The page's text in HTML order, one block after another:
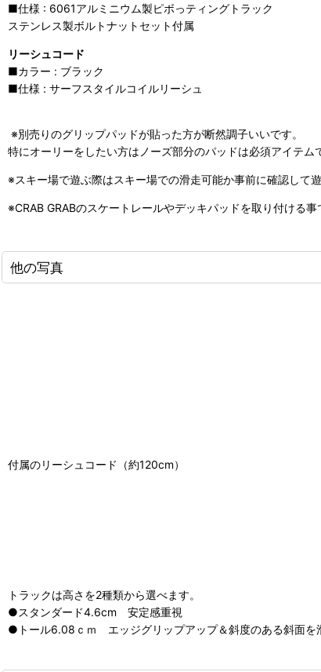
■仕様 : 6061アルミニウム製ピボっティングトラック
ステンレス製ボルトナットセット付属
リーシュコード
■カラー : ブラック
■仕様 : サーフスタイルコイルリーシュ
※別売りのグリップパッドが貼った方が断然調子いいです。
特にオーリーをしたい方はノーズ部分のパッドは必須アイテム
※スキー場で遊ぶ際はスキー場での滑走可能か事前に確認して
※CRAB GRABのスケートレールやデッキパッドを取り付ける
他の写真
付属のリーシュコード（約120cm）
トラックは高さを2種類から選べます。
●スタンダード4.6cm 安定感重視
●トール6.08ｃｍ エッジグリップアップ＆斜度のある斜面を